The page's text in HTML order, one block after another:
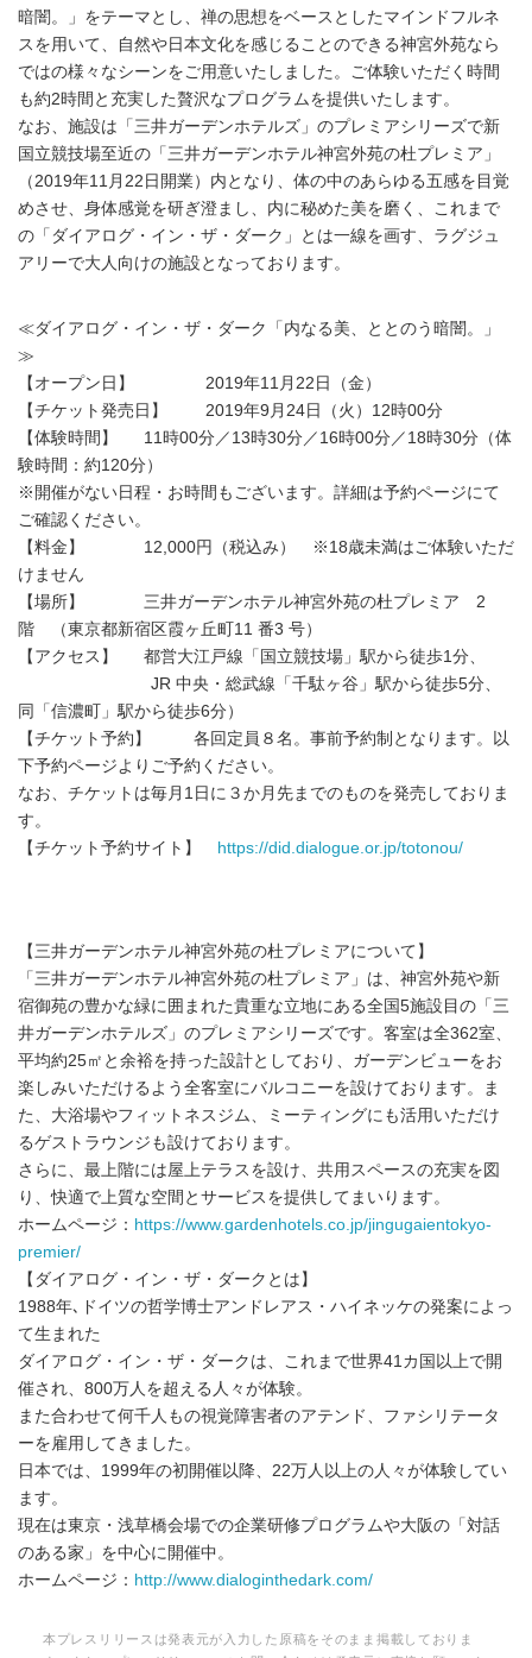
暗闇。」をテーマとし、禅の思想をベースとしたマインドフルネ
スを用いて、自然や日本文化を感じることのできる神宮外苑なら
ではの様々なシーンをご用意いたしました。ご体験いただく時間
も約2時間と充実した贅沢なプログラムを提供いたします。
なお、施設は「三井ガーデンホテルズ」のプレミアシリーズで新
国立競技場至近の「三井ガーデンホテル神宮外苑の杜プレミア」
（2019年11月22日開業）内となり、体の中のあらゆる五感を目覚
めさせ、身体感覚を研ぎ澄まし、内に秘めた美を磨く、これまで
の「ダイアログ・イン・ザ・ダーク」とは一線を画す、ラグジュ
アリーで大人向けの施設となっております。
≪ダイアログ・イン・ザ・ダーク「内なる美、ととのう暗闇。」
≫
【オープン日】 2019年11月22日（金）
【チケット発売日】 2019年9月24日（火）12時00分
【体験時間】 11時00分／13時30分／16時00分／18時30分（体
験時間：約120分）
※開催がない日程・お時間もございます。詳細は予約ページにて
ご確認ください。
【料金】 12,000円（税込み） ※18歳未満はご体験いただ
けません
【場所】 三井ガーデンホテル神宮外苑の杜プレミア 2
階 （東京都新宿区霞ヶ丘町11 番3 号）
【アクセス】 都営大江戸線「国立競技場」駅から徒歩1分、
JR 中央・総武線「千駄ヶ谷」駅から徒歩5分、
同「信濃町」駅から徒歩6分）
【チケット予約】 各回定員８名。事前予約制となります。以
下予約ページよりご予約ください。
なお、チケットは毎月1日に３か月先までのものを発売しておりま
す。
【チケット予約サイト】
https://did.dialogue.or.jp/totonou/
【三井ガーデンホテル神宮外苑の杜プレミアについて】
「三井ガーデンホテル神宮外苑の杜プレミア」は、神宮外苑や新
宿御苑の豊かな緑に囲まれた貴重な立地にある全国5施設目の「三
井ガーデンホテルズ」のプレミアシリーズです。客室は全362室、
平均約25㎡と余裕を持った設計としており、ガーデンビューをお
楽しみいただけるよう全客室にバルコニーを設けております。ま
た、大浴場やフィットネスジム、ミーティングにも活用いただけ
るゲストラウンジも設けております。
さらに、最上階には屋上テラスを設け、共用スペースの充実を図
り、快適で上質な空間とサービスを提供してまいります。
ホームページ： https://www.gardenhotels.co.jp/jingugaientokyo-
premier/
【ダイアログ・イン・ザ・ダークとは】
1988年､ドイツの哲学博士アンドレアス・ハイネッケの発案によっ
て生まれた
ダイアログ・イン・ザ・ダークは、これまで世界41カ国以上で開
催され、800万人を超える人々が体験。
また合わせて何千人もの視覚障害者のアテンド、ファシリテータ
ーを雇用してきました。
日本では、1999年の初開催以降、22万人以上の人々が体験してい
ます。
現在は東京・浅草橋会場での企業研修プログラムや大阪の「対話
のある家」を中心に開催中。
ホームページ： http://www.dialoginthedark.com/
本プレスリリースは発表元が入力した原稿をそのまま掲載しておりま